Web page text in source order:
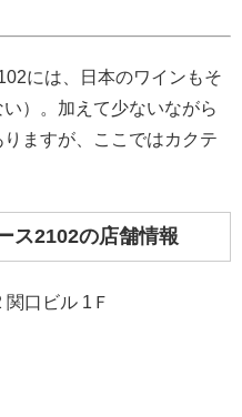
には、日本のワインもそ
）。加えて少ないながら
ますが、ここではカクテ
ス2102の店舗情報
口ビル 1Ｆ